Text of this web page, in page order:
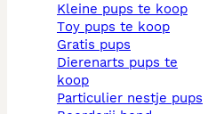
kleine pups te koop
toy pups te koop
gratis pups
dierenarts pups te
koop
particulier nestje pups